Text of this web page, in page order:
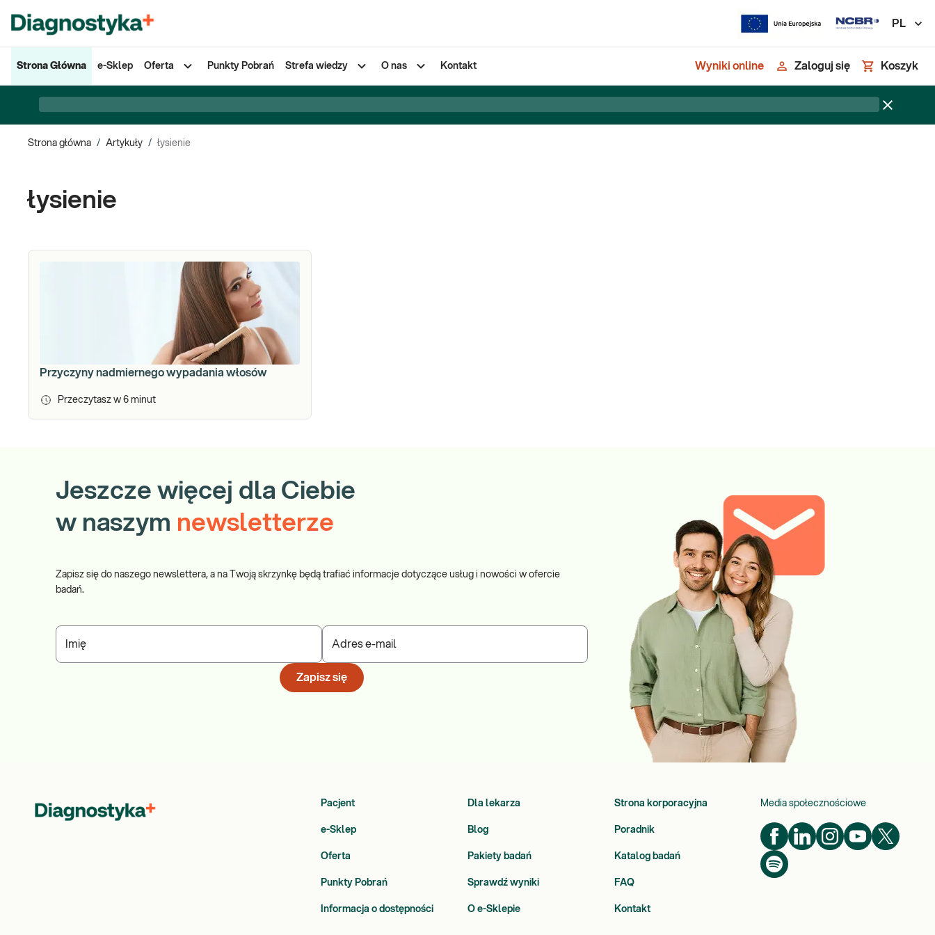
PL
Strona Główna e-Sklep Oferta Punkty Pobrań Strefa wiedzy O nas Kontakt Wyniki online Zaloguj się Koszyk
Strona główna / Artykuły / łysienie
łysienie
Przyczyny nadmiernego wypadania włosów
Przeczytasz w 6 minut
Jeszcze więcej dla Ciebie
w naszym newsletterze
Zapisz się do naszego newslettera, a na Twoją skrzynkę będą trafiać informacje dotyczące usług i nowości w ofercie
badań.
Imię Adres e-mail
Zapisz się
Pacjent Dla lekarza Strona korporacyjna
e-Sklep Blog Poradnik
Oferta Pakiety badań Katalog badań
Punkty Pobrań Sprawdź wyniki FAQ
Informacja o dostępności O e-Sklepie Kontakt
Media społecznościowe